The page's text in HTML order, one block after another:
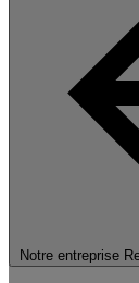
Notre entreprise